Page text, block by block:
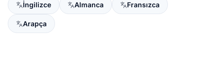
İngilizce Almanca Fransızca
Arapça